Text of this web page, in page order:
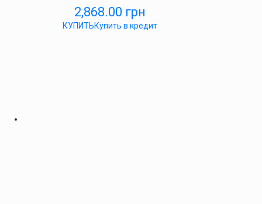
2,868.00 грн
КУПИТЬКупить в кредит